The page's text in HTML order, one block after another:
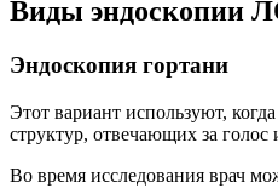
Виды эндоскопии
Эндоскопия гортани
Этот вариант используют,
структур, отвечающих за голос
Во время исследования врач